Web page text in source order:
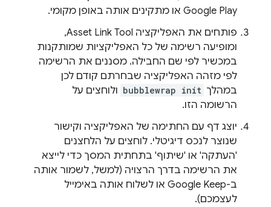
Google Play או מתקינים אותה באופן מקומי.
פותחים את האפליקציה Asset Link Tool,
ומופיעה רשימה של כל האפליקציות שמותקנות
במכשיר לפי שם החבילה. מסננים את הרשימה
לפי מזהה האפליקציה שבחרתם קודם לכן
במהלך bubblewrap init ולוחצים על
הרשומה הזו.
יוצג דף עם החתימה של האפליקציה וקישור
שנוצר לנכס דיגיטלי. לוחצים על הלחצנים
'העתקה' או 'שיתוף' בתחתית המסך כדי לייצא
את הרשימה בדרך הרצויה (למשל, לשמור אותה
ב-Google Keep או לשלוח אותה באימייל
לעצמכם).